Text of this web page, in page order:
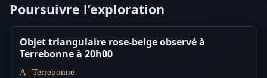
Poursuivre l’exploration
Objet triangulaire rose-beige observé à
Terrebonne à 20h00
A | Terrebonne